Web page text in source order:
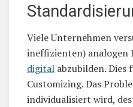
Viele Unternehmen
ineffizienten) analogen
digital abzubilden.
Customizing. Das
individualisiert wird,